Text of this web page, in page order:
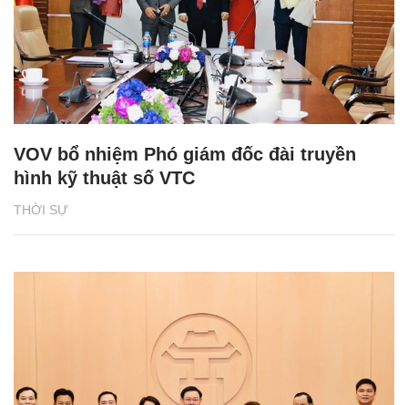
THỜI SỰ
VOV bổ nhiệm Phó giám đốc đài truyền
hình kỹ thuật số VTC